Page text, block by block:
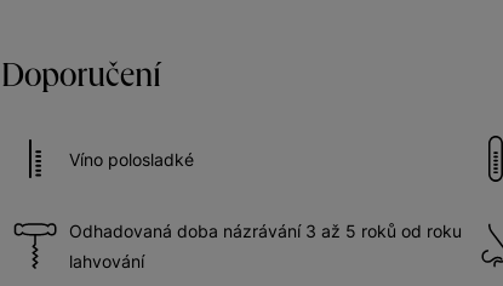
Doporučení
Víno polosladké
Odhadovaná doba názrávání 3 až 5 roků od roku
lahvování